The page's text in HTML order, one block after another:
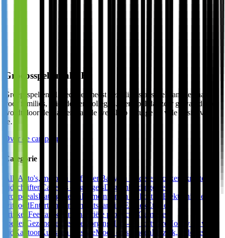
Groepsspellen.nl BE
Groepsspellen.nl biedt het meest gezellige stadsspel aan, gemaakt
voor families, vrienden en collega's. Een spel dat zeer gewaardeerd
wordt door de klanten van de webshop getuige de vele positieve
re…
Over de campagne
Categorie
Alle Auto's, motoren en fietsen Baby en kinderen
Boeken, kranten en
tijdschriften Cadeaus en gadgetsDagaanbiedingen en
groepdealsDating DierenDomeinnamen en hosting Elektronica en
witgoedEntertainment en ontspanning Erotiek Eten en
drinken Feestartikelen Financiële producten
Games en
spellen Gezondheid en verzorging Hard- en software
Hobby en vrije
tijd Kantoor Kunst en lifestyleMode en sieradenMuziek, video en